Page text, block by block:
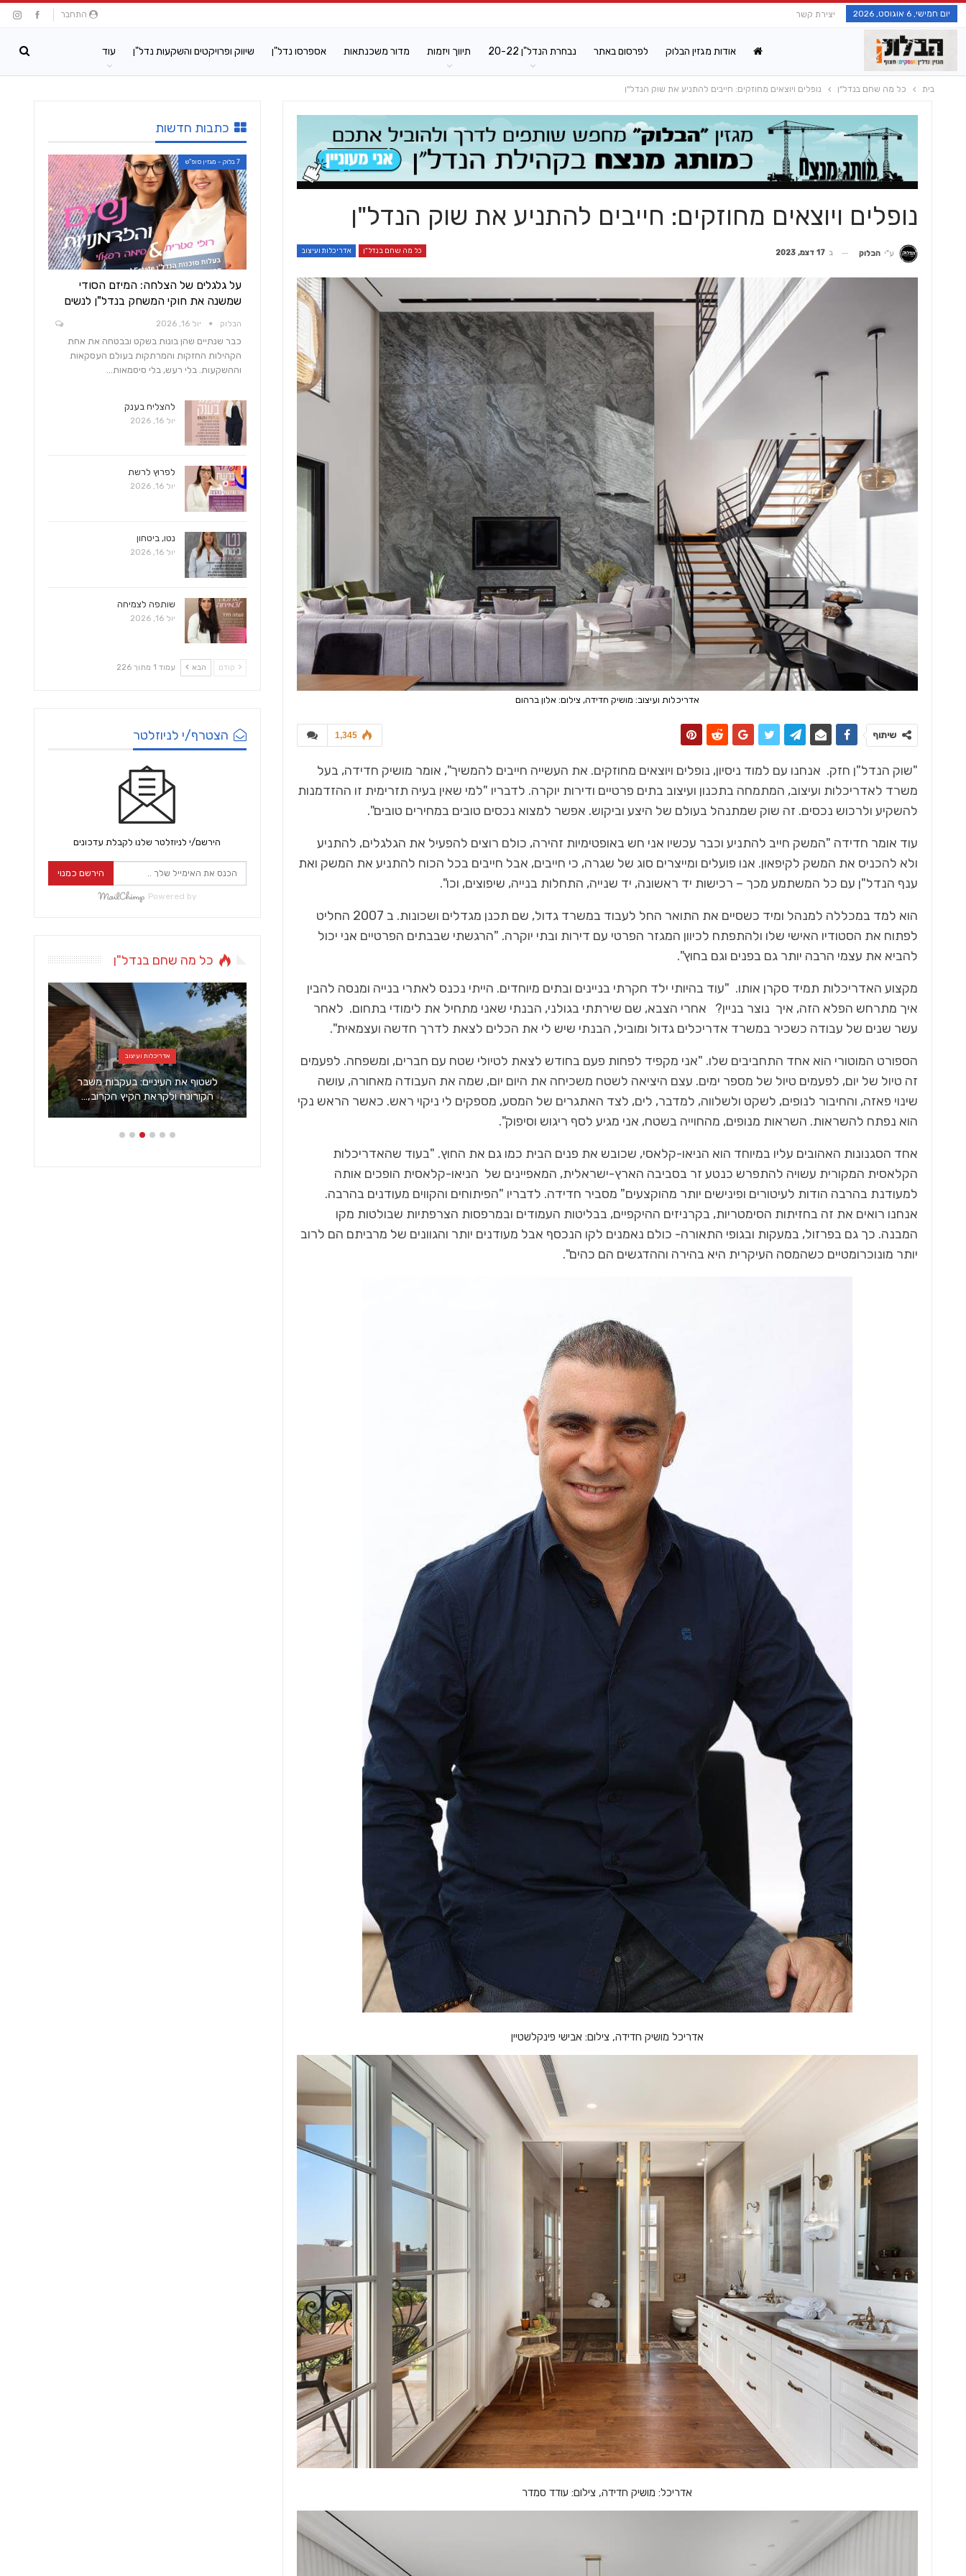
התחבר יום חמישי, 6 אוגוסט, 2026 יצירת קשר
אודות מגזין הבלוק לפרסום באתר נבחרת הנדל"ן 20-22 תיווך ויזמות מדור משכנתאות אספרסו נדל"ן שיווק ופרויקטים והשקעות נדל"ן עוד
בית כל מה שחם בנדל"ן נופלים ויוצאים מחוזקים: חייבים להתניע את שוק הנדל"ן
נופלים ויוצאים מחוזקים: חייבים להתניע את שוק הנדל"ן
כל מה שחם בנדל"ן אדריכלות ועיצוב ע"י הבלוק ב 17 דצמ, 2023
אדריכלות ועיצוב: מושיק חדידה, צילום: אלון ברהום
1,345 שיתוף
"שוק הנדל"ן חזק. אנחנו עם למוד ניסיון, נופלים ויוצאים מחוזקים. את העשייה חייבים להמשיך", אומר מושיק חדידה, בעל
משרד לאדריכלות ועיצוב, המתמחה בתכנון ועיצוב בתים פרטיים ודירות יוקרה. לדבריו "למי שאין בעיה תזרימית זו ההזדמנות
להשקיע ולרכוש נכסים. זה שוק שמתנהל בעולם של היצע וביקוש. אפשר למצוא נכסים טובים במחירים טובים".
עוד אומר חדידה "המשק חייב להתניע וכבר עכשיו אני חש באופטימיות זהירה, כולם רוצים להפעיל את הגלגלים, להתניע
ולא להכניס את המשק לקיפאון. אנו פועלים ומייצרים סוג של שגרה, כי חייבים, אבל חייבים בכל הכוח להתניע את המשק ואת
ענף הנדל"ן עם כל המשתמע מכך – רכישות יד ראשונה, יד שנייה, התחלות בנייה, שיפוצים, וכו".
הוא למד במכללה למנהל ומיד כשסיים את התואר החל לעבוד במשרד גדול, שם תכנן מגדלים ושכונות. ב 2007 החליט
לפתוח את הסטודיו האישי שלו ולהתפתח לכיוון המגזר הפרטי עם דירות ובתי יוקרה. "הרגשתי שבבתים הפרטיים אני יכול
להביא את עצמי הרבה יותר גם בפנים וגם בחוץ".
מקצוע האדריכלות תמיד סקרן אותו. "עוד בהיותי ילד חקרתי בניינים ובתים מיוחדים. הייתי נכנס לאתרי בנייה ומנסה להבין
איך מתרחש הפלא הזה, איך נוצר בניין? אחרי הצבא, שם שירתתי בגולני, הבנתי שאני מתחיל את לימודי בתחום. לאחר
עשר שנים של עבודה כשכיר במשרד אדריכלים גדול ומוביל, הבנתי שיש לי את הכלים לצאת לדרך חדשה ועצמאית".
הספורט המוטורי הוא אחד התחביבים שלו. "אני מקפיד לפחות פעם בחודש לצאת לטיולי שטח עם חברים, ומשפחה. לפעמים
זה טיול של יום, לפעמים טיול של מספר ימים. עצם היציאה לשטח משכיחה את היום יום, שמה את העבודה מאחורה, עושה
שינוי פאזה, והחיבור לנופים, לשקט ולשלווה, למדבר, לים, לצד האתגרים של המסע, מספקים לי ניקוי ראש. כאשר הראש נקי
הוא נפתח להשראות. השראות מנופים, מהחוייה בשטח, אני מגיע לסף ריגוש וסיפוק".
אחד הסגנונות האהובים עליו במיוחד הוא הניאו-קלאסי, שכובש את פנים הבית כמו גם את החוץ. "בעוד שהאדריכלות
הקלאסית המקורית עשויה להתפרש כנטע זר בסביבה הארץ-ישראלית, המאפיינים של הניאו-קלאסית הופכים אותה
למעודנת בהרבה הודות לעיטורים ופינישים יותר מהוקצעים" מסביר חדידה. לדבריו "הפיתוחים והקווים מעודנים בהרבה.
אנחנו רואים את זה בחזיתות הסימטריות, בקרניזים ההיקפיים, בבליטות העמודים ובמרפסות הצרפתיות שבולטות מקו
המבנה. כך גם בפרזול, במעקות ובגופי התאורה- כולם נאמנים לקו הנכסף אבל מעודנים יותר והגוונים של מרביתם הם לרוב
יותר מונוכרומטיים כשהמסה העיקרית היא בהירה וההדגשים הם כהים".
אדריכל מושיק חדידה, צילום: אבישי פינקלשטיין
אדריכל: מושיק חדידה, צילום: עודד סמדר
כתבות חדשות
7 בלוק - מגזין סופ"ש
על גלגלים של הצלחה: המיזם הסודי
שמשנה את חוקי המשחק בנדל"ן לנשים
הבלוק יול 16, 2026
כבר שנתיים שהן בונות בשקט ובבטחה את אחת
הקהילות החזקות והמרתקות בעולם העסקאות
וההשקעות. בלי רעש, בלי סיסמאות…
להצליח בענק
יול 16, 2026
לפרוץ לרשת
יול 16, 2026
נטו, ביטחון
יול 16, 2026
שותפה לצמיחה
יול 16, 2026
קודם הבא עמוד 1 מתוך 226
הצטרף/י לניוזלטר
הירשם/י לניוזלטר שלנו לקבלת עדכונים
הירשם כמנוי
Powered by
כל מה שחם בנדל"ן
אחרי שכבשה את השוק הבינלאומי היא
נכנסת גם לשוק הישראלי!
על המיסים ועל הנפלאות…
בניית אסטרטגיה כלכלית נכונה, היא
הדרך למשכנתא המדויקת…
אדריכלות ועיצוב
לשטוף את העיניים: בעקבות משבר
הקורונה ולקראת הקיץ הקרוב,…